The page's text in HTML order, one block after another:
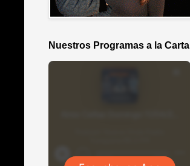
Nuestros Programas a la Carta